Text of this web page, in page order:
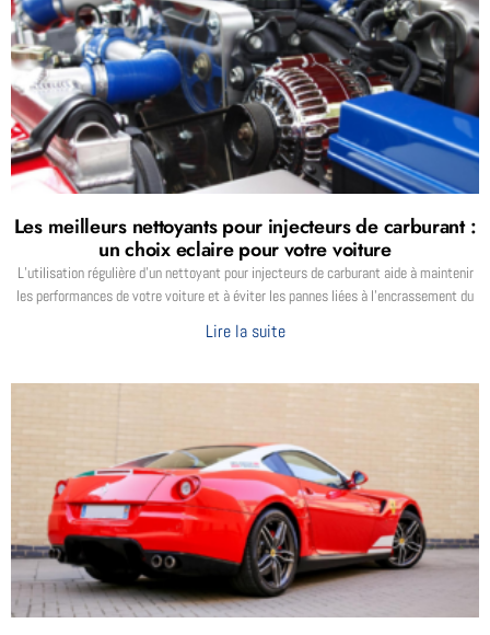
Les meilleurs nettoyants pour injecteurs de carburant :
un choix eclaire pour votre voiture
L’utilisation régulière d’un nettoyant pour injecteurs de carburant aide à maintenir
les performances de votre voiture et à éviter les pannes liées à l’encrassement du
Lire la suite